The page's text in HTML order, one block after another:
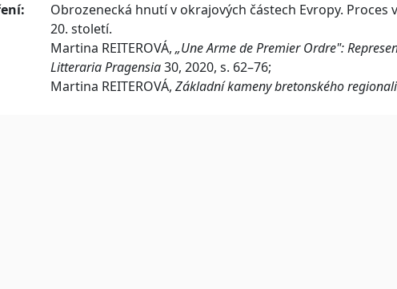
Obrozenecká hnutí v okrajových částech Evropy.
20. století.
Martina REITEROVÁ, „Une Arme de Premier Ordre":
Litteraria Pragensia30, 2020, s. 62–76;
Martina REITEROVÁ, Základní kameny bretonského